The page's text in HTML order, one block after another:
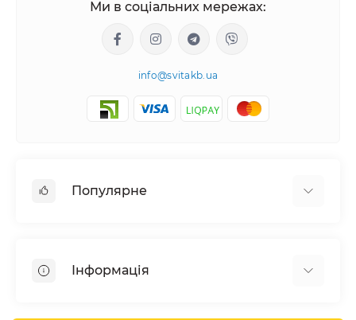
Ми в соціальних мережах:
info@svitakb.ua
Популярне
Системи зберігання енергії
Інформація